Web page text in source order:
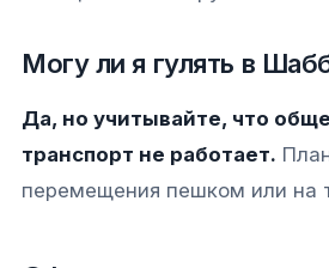
Могу ли я гулять в
Да, но учитывайте, что
транспорт не работает.
перемещения пешком или на